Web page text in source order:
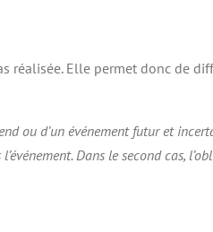
réalisée. Elle permet donc de
ou d’un événement futur et
Dans le second cas,